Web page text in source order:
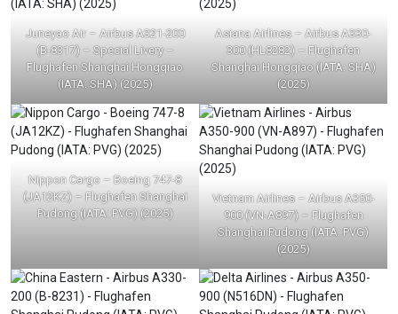
Juneyao Air – Airbus A321-200
(B-8317) – Special Livery –
Flughafen Shanghai Hongqiao
(IATA: SHA) (2025)
Asiana Airlines – Airbus A330-
300 (HL8282) – Flughafen
Shanghai Hongqiao (IATA: SHA)
(2025)
Nippon Cargo – Boeing 747-8
(JA12KZ) – Flughafen Shanghai
Pudong (IATA: PVG) (2025)
Vietnam Airlines – Airbus A350-
900 (VN-A897) – Flughafen
Shanghai Pudong (IATA: PVG)
(2025)